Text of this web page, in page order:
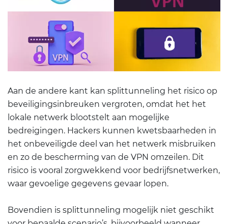
Aan de andere kant kan splittunneling het risico op
beveiligingsinbreuken vergroten, omdat het het
lokale netwerk blootstelt aan mogelijke
bedreigingen. Hackers kunnen kwetsbaarheden in
het onbeveiligde deel van het netwerk misbruiken
en zo de bescherming van de VPN omzeilen. Dit
risico is vooral zorgwekkend voor bedrijfsnetwerken,
waar gevoelige gegevens gevaar lopen.
Bovendien is splittunneling mogelijk niet geschikt